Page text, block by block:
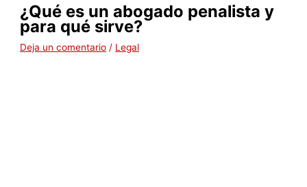
¿Qué es un abogado penalista y
para qué sirve?
Deja un comentario / Legal